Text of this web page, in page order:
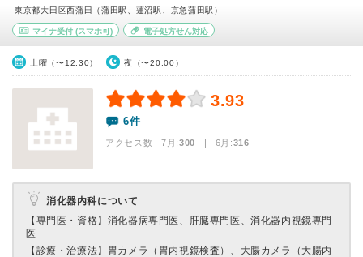
東京都大田区西蒲田（蒲田駅、蓮沼駅、京急蒲田駅）
マイナ受付 (スマホ可) 電子処方せん対応
土曜（〜12:30） 夜（〜20:00）
3.93
6件
アクセス数 7月:300 | 6月:316
消化器内科について
【専門医・資格】 消化器病専門医、肝臓専門医、消化器内視鏡専門
医
【診療・治療法】 胃カメラ（胃内視鏡検査）、大腸カメラ（大腸内